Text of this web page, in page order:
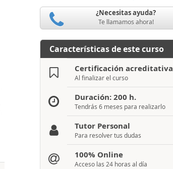
¿Necesitas ayuda?
Te llamamos ahora!
Características de este curso
Certificación acreditativa
Al finalizar el curso
Duración: 200 h.
Tendrás 6 meses para realizarlo
Tutor Personal
Para resolver tus dudas
100% Online
Acceso las 24 horas al día